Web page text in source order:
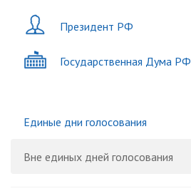
Президент РФ
Государственная Дума РФ
Единые дни голосования
Вне единых дней голосования